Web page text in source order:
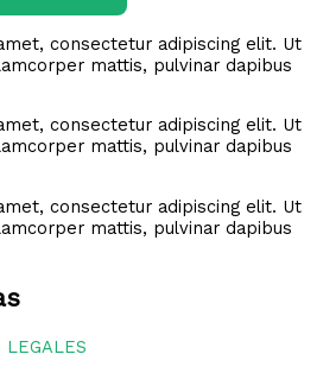
consectetur adipiscing elit. Ut
mattis, pulvinar dapibus
consectetur adipiscing elit. Ut
mattis, pulvinar dapibus
consectetur adipiscing elit. Ut
mattis, pulvinar dapibus
LEGALES